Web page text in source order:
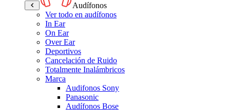
Audífonos
Ver todo en audífonos
In Ear
On Ear
Over Ear
Deportivos
Cancelación de Ruido
Totalmente Inalámbricos
Marca
Audifonos Sony
Panasonic
Audífonos Bose